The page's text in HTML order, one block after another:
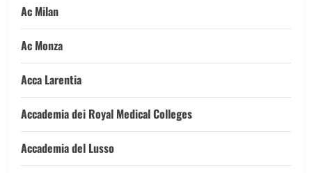
Ac Milan
Ac Monza
Acca Larentia
Accademia dei Royal Medical Colleges
Accademia del Lusso